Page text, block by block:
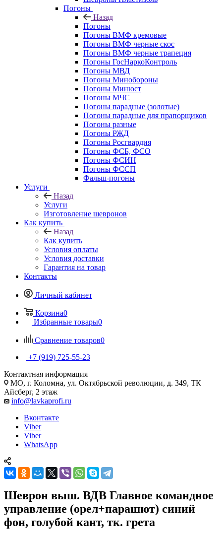
Погоны
Назад
Погоны
Погоны ВМФ кремовые
Погоны ВМФ черные скос
Погоны ВМФ черные трапеция
Погоны ГосНаркоКонтроль
Погоны МВД
Погоны Минобороны
Погоны Минюст
Погоны МЧС
Погоны парадные (золотые)
Погоны парадные для прапорщиков
Погоны разные
Погоны РЖД
Погоны Росгвардия
Погоны ФСБ, ФСО
Погоны ФСИН
Погоны ФССП
Фальш-погоны
Услуги
Назад
Услуги
Изготовление шевронов
Как купить
Назад
Как купить
Условия оплаты
Условия доставки
Гарантия на товар
Контакты
Личный кабинет
Корзина0
Избранные товары0
Сравнение товаров0
+7 (919) 725-55-23
Контактная информация
МО, г. Коломна, ул. Октябрьской революции, д. 349, ТК
Айсберг, 2 этаж
info@lavkaprofi.ru
Вконтакте
Viber
Viber
WhatsApp
Шеврон выш. ВДВ Главное командное
управление (орел+парашют) синий
фон, голубой кант, тк. грета